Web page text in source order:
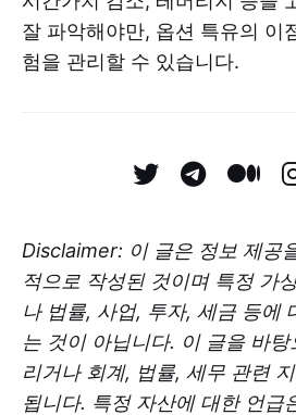
잘 파악해야만, 옵션 특유의 이
험을 관리할 수 있습니다.
Disclaimer: 이 글은 정보 제공
적으로 작성된 것이며 특정 가
나 법률, 사업, 투자, 세금 등에
는 것이 아닙니다. 이 글을 바
리거나 회계, 법률, 세무 관련
됩니다. 특정 자산에 대한 언급